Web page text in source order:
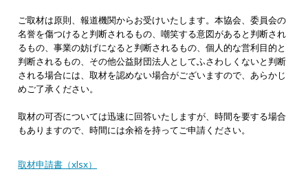
ご取材は原則、報道機関からお受けいたします。本協会、委員会の
名誉を傷つけると判断されるもの、嘲笑する意図があると判断され
るもの、事業の妨げになると判断されるもの、個人的な営利目的と
判断されるもの、その他公益財団法人としてふさわしくないと判断
される場合には、取材を認めない場合がございますので、あらかじ
めご了承ください。
取材の可否については迅速に回答いたしますが、時間を要する場合
もありますので、時間には余裕を持ってご申請ください。
取材申請書（xlsx）